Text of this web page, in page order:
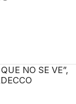
NO SE VE”,